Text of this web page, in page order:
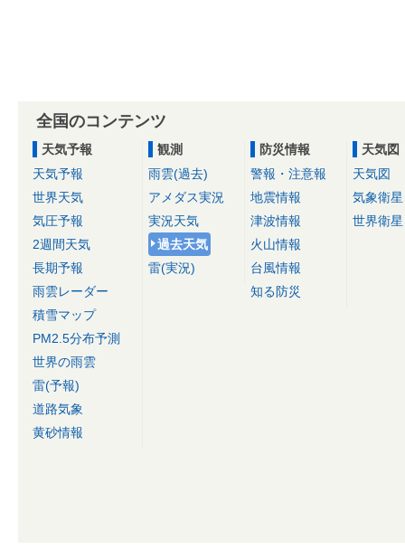
全国のコンテンツ
天気予報
天気予報
世界天気
気圧予報
2週間天気
長期予報
雨雲レーダー
積雪マップ
PM2.5分布予測
世界の雨雲
雷(予報)
道路気象
黄砂情報
観測
雨雲(過去)
アメダス実況
実況天気
過去天気
雷(実況)
防災情報
警報・注意報
地震情報
津波情報
火山情報
台風情報
知る防災
天気図
天気図
気象衛星
世界衛星